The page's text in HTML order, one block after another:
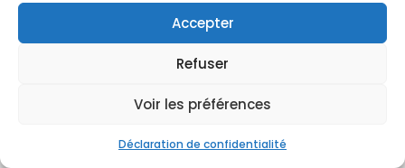
Accepter
Refuser
Voir les préférences
Déclaration de confidentialité
Violences faites aux femmes : pas une affaire
que soit leur âge, restent, hélas, un sujet
toujours d'actualité. Celles dont sont